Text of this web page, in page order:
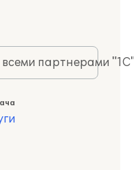
партнерами